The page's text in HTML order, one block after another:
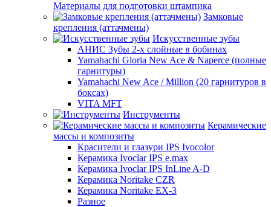
Материалы для подготовки штампика
Замковые
крепления (аттачмены)
Искусственные зубы
АНИС Зубы 2-х слойные в бобинах
Yamahachi Gloria New Ace & Naperce (полные
гарнитуры)
Yamahachi New Ace / Million (20 гарнитуров в
боксах)
VITA MFT
Инструменты
Керамические
массы и композиты
Красители и глазури IPS Ivocolor
Керамика Ivoclar IPS e.max
Керамика Ivoclar IPS InLine A-D
Керамика Noritake CZR
Керамика Noritake EX-3
Разное